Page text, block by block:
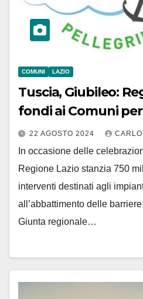
COMUNI LAZIO
Tuscia, Giubileo:
fondi ai Comuni
22 AGOSTO 2024
In occasione delle
Regione Lazio stanzia 750
interventi destinati agli
all’abbattimento delle
Giunta regionale…